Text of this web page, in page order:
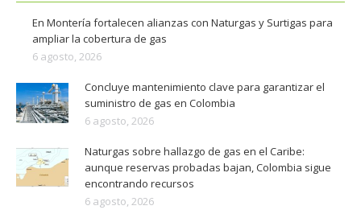
En Montería fortalecen alianzas con Naturgas y Surtigas para
ampliar la cobertura de gas
6 agosto, 2026
Concluye mantenimiento clave para garantizar el
suministro de gas en Colombia
6 agosto, 2026
Naturgas sobre hallazgo de gas en el Caribe:
aunque reservas probadas bajan, Colombia sigue
encontrando recursos
6 agosto, 2026